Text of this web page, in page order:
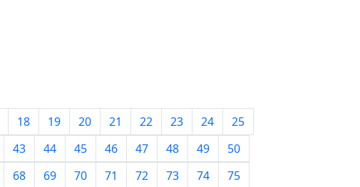
18 19 20 21 22 23 24
25
43 44 45 46 47 48 49
50
68 69 70 71 72 73 74
75